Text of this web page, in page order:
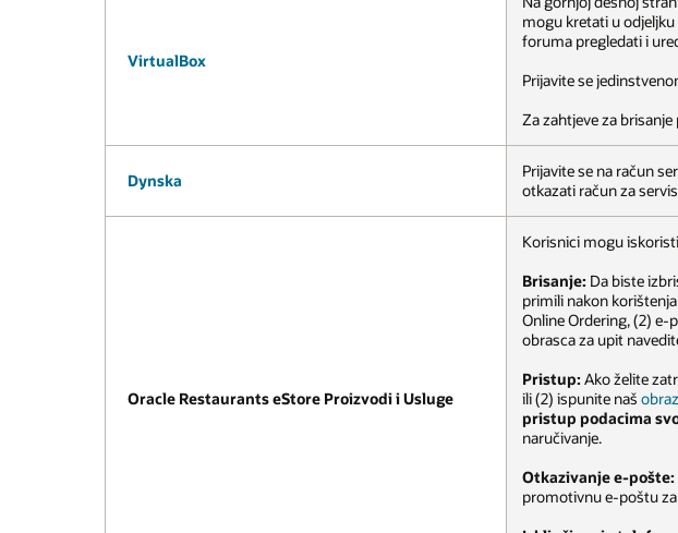
VirtualBox
mogu kretati u
foruma pregledati i
Prijavite se
Za zahtjeve za
Dynska
Prijavite se na račun
otkazati račun za
Oracle Restaurants eStore Proizvodi i Usluge
Korisnici mogu
Brisanje: Da biste
primili nakon
Online Ordering, (2)
obrasca za upit
Pristup: Ako želite
ili (2) ispunite naš
pristup podacima
naručivanje.
Otkazivanje e-pošte:
promotivnu e-poštu